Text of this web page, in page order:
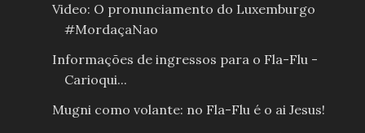
Video: O pronunciamento do Luxemburgo
#MordaçaNao
Informações de ingressos para o Fla-Flu -
Carioqui...
Mugni como volante: no Fla-Flu é o ai Jesus!